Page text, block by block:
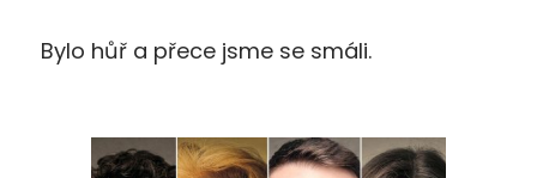
Bylo hůř a přece jsme se smáli.